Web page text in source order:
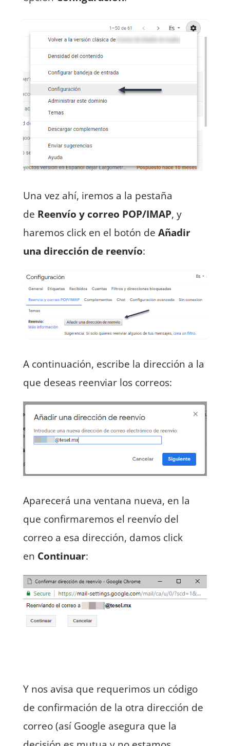
Una vez ahí, iremos a la pestaña
de Reenvío y correo POP/IMAP, y
haremos click en el botón de Añadir
una dirección de reenvío:
A continuación, escribe la dirección a la
que deseas reenviar los correos:
Aparecerá una ventana nueva, en la
que confirmaremos el reenvío del
correo a esa dirección, damos click
en Continuar:
Y nos avisa que requerimos un código
de confirmación de la otra dirección de
correo (así Google asegura que la